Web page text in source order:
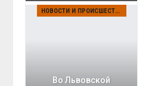
НОВОСТИ И ПРОИСШЕСТВИЯ
Во Львовской